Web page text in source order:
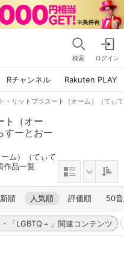
検索 ログイン
Rチャンネル Rakuten PLAY
・リットプラスート（オーム）（てぃ
ト（オー
すーとおー
ム）（てぃて
作品一覧
順 人気順 評価順 50
「LGBTQ＋」関連コンテンツ